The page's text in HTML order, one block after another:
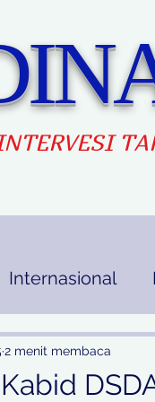
I
Internasional
Ekbis Opini
2 menit membaca